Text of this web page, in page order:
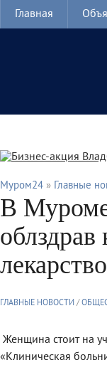
Главная
Муром24 » Главные
В
облздрав
лекарство
ГЛАВНЫЕ НОВОСТИ/
Женщина стоит на
«Клиническая